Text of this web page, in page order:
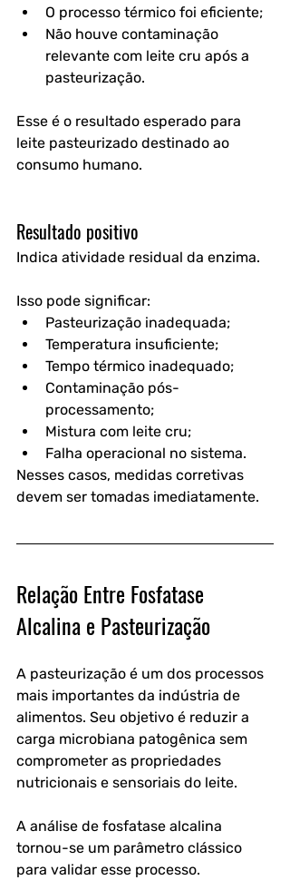
O processo térmico foi eficiente;
Não houve contaminação
relevante com leite cru após a
pasteurização.
Esse é o resultado esperado para
leite pasteurizado destinado ao
consumo humano.
Resultado positivo
Indica atividade residual da enzima.
Isso pode significar:
Pasteurização inadequada;
Temperatura insuficiente;
Tempo térmico inadequado;
Contaminação pós-
processamento;
Mistura com leite cru;
Falha operacional no sistema.
Nesses casos, medidas corretivas
devem ser tomadas imediatamente.
Relação Entre Fosfatase
Alcalina e Pasteurização
A pasteurização é um dos processos
mais importantes da indústria de
alimentos. Seu objetivo é reduzir a
carga microbiana patogênica sem
comprometer as propriedades
nutricionais e sensoriais do leite.
A análise de fosfatase alcalina
tornou-se um parâmetro clássico
para validar esse processo.